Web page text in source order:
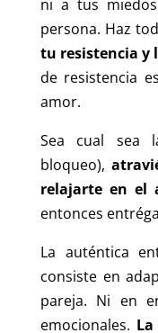
ni a tus
persona. Haz
tu resistencia y
de resistencia
amor.
Sea cual sea
bloqueo),
relajarte en el
entonces
La auténtica
consiste en
pareja. Ni en
emocionales.